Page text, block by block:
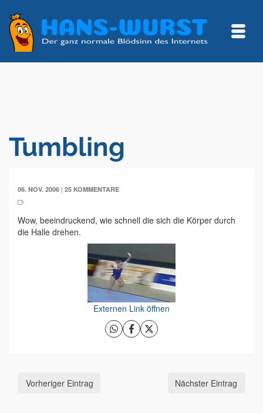
Tumbling
06. NOV. 2006 | 25 KOMMENTARE
Wow, beeindruckend, wie schnell die sich die Körper durch
die Halle drehen.
Externen Link öffnen
Vorheriger Eintrag Nächster Eintrag